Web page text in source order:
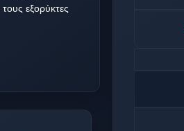
εξορύκτες